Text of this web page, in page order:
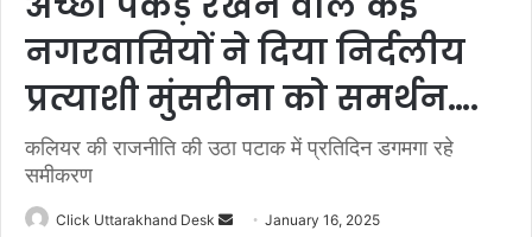
नगरवासियों ने दिया निर्दलीय
प्रत्याशी मुंसरीना को समर्थन….
कलियर की राजनीति की उठा पटाक में प्रतिदिन डगमगा रहे
समीकरण
Click Uttarakhand Desk January 16, 2025